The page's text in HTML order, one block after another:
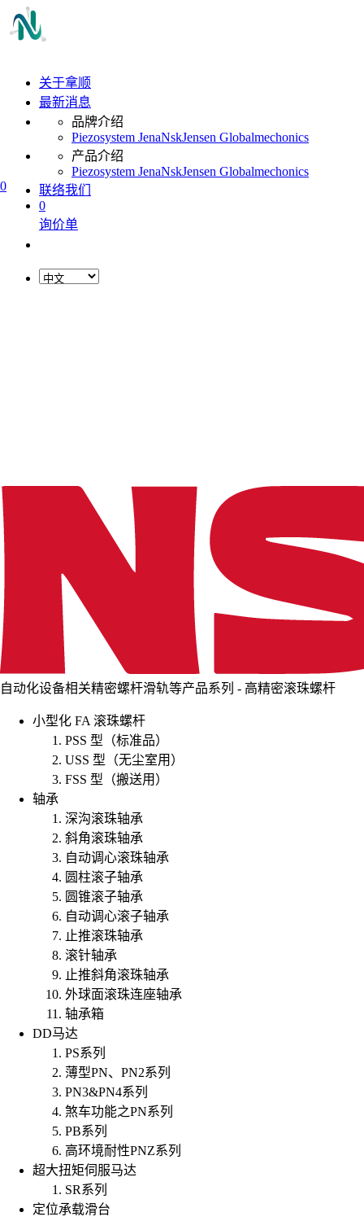
0
关于拿顺
最新消息
品牌介绍
Piezosystem JenaNskJensen Globalmechonics
产品介绍
Piezosystem JenaNskJensen Globalmechonics
联络我们
0
询价单
自动化设备相关精密螺杆滑轨等产品系列 - 高精密滚珠螺杆
小型化 FA 滚珠螺杆
PSS 型（标准品）
USS 型（无尘室用）
FSS 型（搬送用）
轴承
深沟滚珠轴承
斜角滚珠轴承
自动调心滚珠轴承
圆柱滚子轴承
圆锥滚子轴承
自动调心滚子轴承
止推滚珠轴承
滚针轴承
止推斜角滚珠轴承
外球面滚珠连座轴承
轴承箱
DD马达
PS系列
薄型PN、PN2系列
PN3&PN4系列
煞车功能之PN系列
PB系列
高环境耐性PNZ系列
超大扭矩伺服马达
SR系列
定位承载滑台